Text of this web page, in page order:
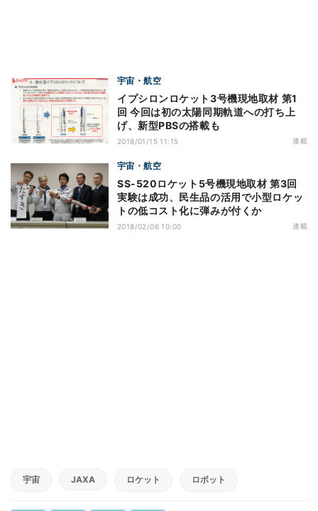
宇宙・航空
イプシロンロケット3号機現地取材 第1
回 今回は初の太陽同期軌道への打ち上
げ、新型PBSの搭載も
2018/01/15 11:15 連載
宇宙・航空
SS-520ロケット5号機現地取材 第3回
実験は成功、民生品の活用で小型ロケッ
トの低コスト化に弾みが付くか
2018/02/06 10:00 連載
宇宙 JAXA ロケット ロボット